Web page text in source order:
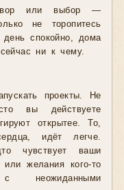
или выбор —
не торопитесь
спокойно, дома
ни к чему.
проекты. Не
вы действуете
открытее. То,
идёт легче.
чувствует ваши
желания кого-то
с неожиданными